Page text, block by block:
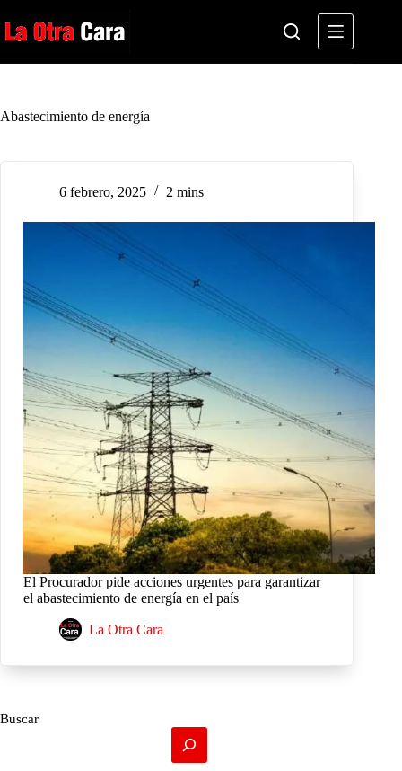
al
contenido
Abastecimiento de energía
6 febrero, 2025 2 mins
El Procurador pide acciones urgentes para garantizar
el abastecimiento de energía en el país
La Otra Cara
Buscar